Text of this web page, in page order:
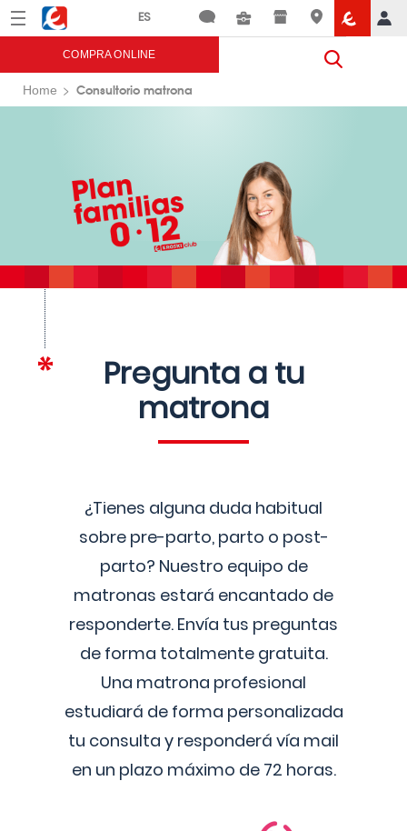
Menú Eroski
COMPRA ONLINE
Home Consultorio matrona
Pregunta a tu
matrona
¿Tienes alguna duda habitual
sobre pre-parto, parto o post-
parto? Nuestro equipo de
matronas estará encantado de
responderte. Envía tus preguntas
de forma totalmente gratuita.
Una matrona profesional
estudiará de forma personalizada
tu consulta y responderá vía mail
en un plazo máximo de 72 horas.